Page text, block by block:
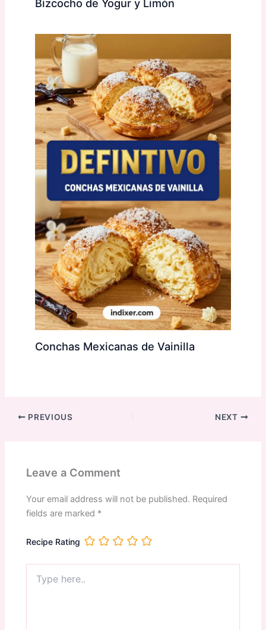
Bizcocho de Yogur y Limón
Conchas Mexicanas de Vainilla
PREVIOUS NEXT
Leave a Comment
Your email address will not be published. Required
fields are marked *
Recipe Rating
here..